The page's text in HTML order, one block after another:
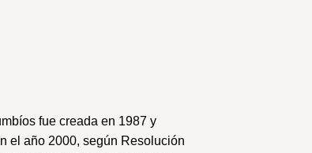
fue creada en 1987 y
el año 2000, según Resolución